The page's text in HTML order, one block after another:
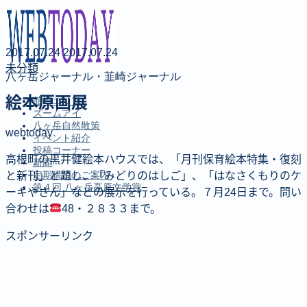
八ヶ岳ジャーナル・韮崎ジャーナル
韮崎エリア
ズームアイ
八ヶ岳自然散策
イベント紹介
投稿コーナー
新聞
定期購読のご案内
第４回 八ヶ岳高原文学賞
2017.07.242017.07.24
未分類
絵本原画展
webtoday
高根町の黒井健絵本ハウスでは、「月刊保育絵本特集・復刻
と新刊」と題し、「みどりのはしご」、「はなさくもりのケ
ーキやさん」などの展示を行っている。７月24日まで。問い
合わせは
48・２８３３まで。
スポンサーリンク